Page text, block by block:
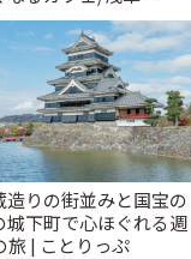
cafe」 | ことりっぷ
造りの街並みと国宝の
城下町で心ほぐれる週
旅 | ことりっぷ